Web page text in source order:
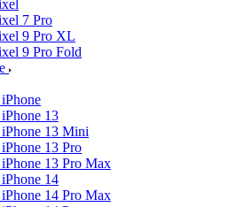
7 Pro
9 Pro XL
9 Pro Fold
13
13 Mini
13 Pro
13 Pro Max
14
14 Pro Max